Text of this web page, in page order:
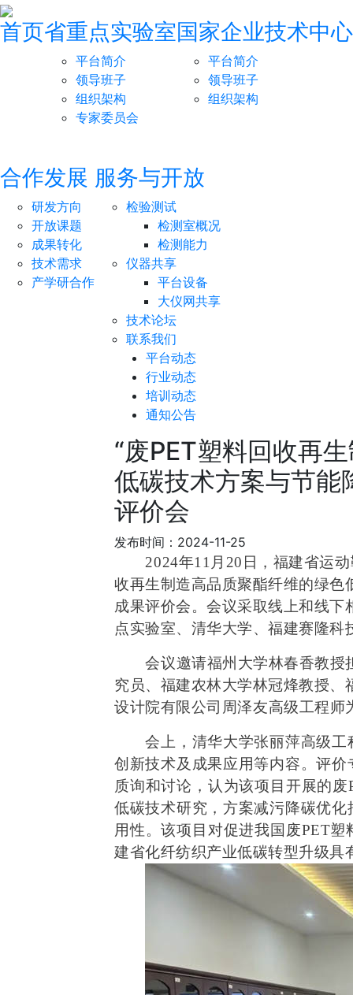
首页省重点实验室
平台简介
领导班子
组织架构
专家委员会
国家企业技术中心
平台简介
领导班子
组织架构
合作发展
研发方向
开放课题
成果转化
技术需求
产学研合作
服务与开放
检验测试
检测室概况
检测能力
仪器共享
平台设备
大仪网共享
技术论坛
联系我们
平台动态
行业动态
培训动态
通知公告
“废PET塑料回收再
低碳技术方案与节能
评价会
发布时间：2024-11-25
2024年11月20日，福建省运
收再生制造高品质聚酯纤维的绿色
成果评价会。会议采取线上和线下
点实验室、清华大学、福建赛隆科
会议邀请福州大学林春香教授
究员、福建农林大学林冠烽教授
设计院有限公司 周泽友高级工程师
会上，清华大学张丽萍高级
创新技术及成果应用等内容。评
质询和讨论，认为该项目开展的废
低碳技术研究，方案减污降碳优
用性。该项目对促进我国废PET
建省化纤纺织产业低碳转型升级具